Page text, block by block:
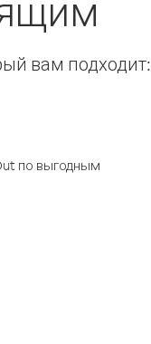
вам подходит:
по выгодным